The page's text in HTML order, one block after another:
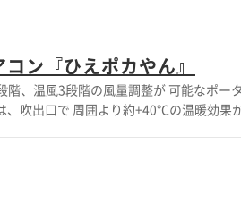
ン『ひえポカやん』
が 可能なポータブルスポットエアコンです。 好きな場所で固定できる
吹出口で 周囲より約+40℃の温暖効果が